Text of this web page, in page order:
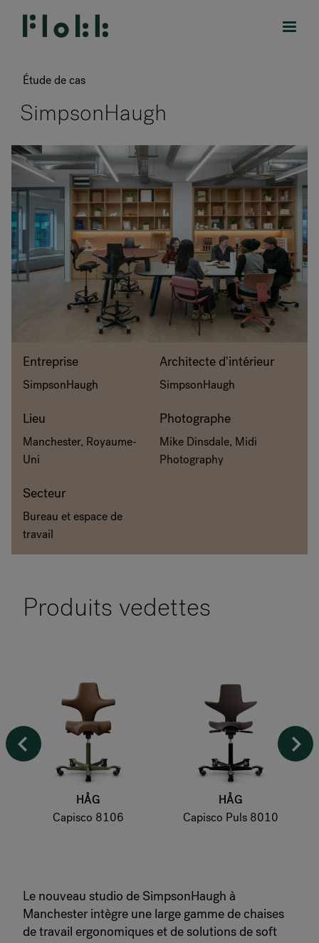
PROJETS
DESIGNERS
MARQUES
BLOG
BOUTIQUE
A propos de Flokk
Investisseur
Durabilité
Téléchargements
Flokk HUB
Étude de cas
SimpsonHaugh
Entreprise
SimpsonHaugh
Lieu
Manchester, Royaume-
Uni
Secteur
Bureau et espace de
travail
Architecte d'intérieur
SimpsonHaugh
Photographe
Mike Dinsdale, Midi
Photography
Produits vedettes
HÅG
Capisco 8106
HÅG
Capisco Puls 8010
Le nouveau studio de SimpsonHaugh à
Manchester intègre une large gamme de chaises
de travail ergonomiques et de solutions de soft